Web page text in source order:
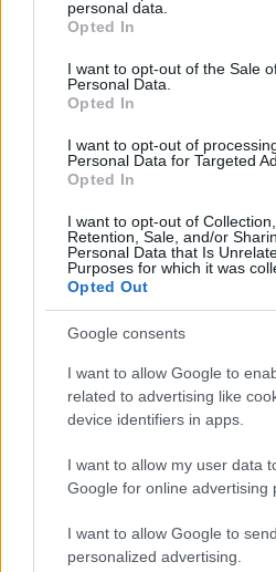
grant or deny consent to Google
use your data for below specified
consent section.
personal data.
Opted In
I want to opt-out of the Sale
Personal Data.
Opted In
I want to opt-out of
Personal Data for Targeted
Opted In
I want to opt-out of Collection,
Retention, Sale, and/or
Personal Data that Is
Purposes for which it was
Opted Out
Google consents
I want to allow Google to
related to advertising like
device identifiers in apps.
I want to allow my user data
Google for online advertising
I want to allow Google to
personalized advertising.
Αλλαγές
βασικά
21/03/
πρώην
γίνεται η
Βήματα,